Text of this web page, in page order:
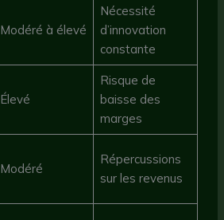
Modéré à élevé
Nécessité
d’innovation
constante
Élevé
Risque de
baisse des
marges
Modéré
Répercussions
sur les revenus